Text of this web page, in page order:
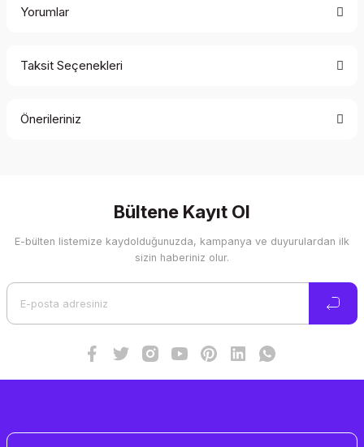
Yorumlar
Taksit Seçenekleri
Önerileriniz
Görüş ve önerileriniz için teşekkür ederiz.
Ürün resmi kalitesiz, bozuk veya görüntülenemiyor.
Bültene Kayıt Ol
E-bülten listemize kaydolduğunuzda, kampanya ve duyurulardan ilk
sizin haberiniz olur.